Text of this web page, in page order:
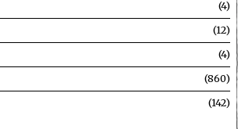
4
12
4
860
142